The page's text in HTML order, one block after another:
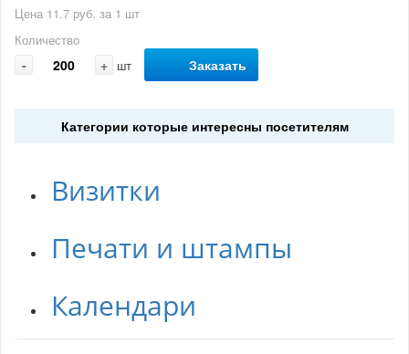
Цена 11.7 руб. за 1 шт
Количество
- + шт Заказать
Категории которые интересны посетителям
Визитки
Печати и штампы
Календари